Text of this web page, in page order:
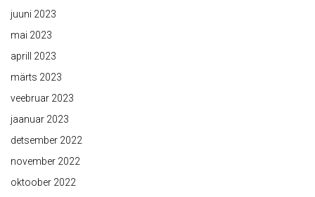
juuni 2023
mai 2023
aprill 2023
märts 2023
veebruar 2023
jaanuar 2023
detsember 2022
november 2022
oktoober 2022